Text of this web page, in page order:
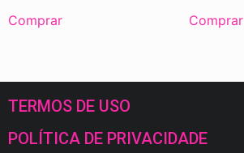
Comprar Comprar
TERMOS DE USO
POLÍTICA DE PRIVACIDADE